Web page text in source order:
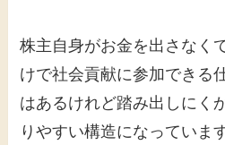
株主自身がお金を出さなく
けで社会貢献に参加できる
はあるけれど踏み出しにく
りやすい構造になっています